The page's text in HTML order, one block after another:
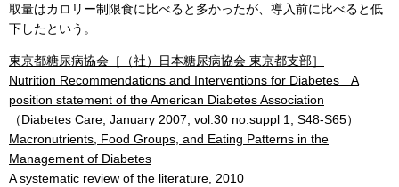
取量はカロリー制限食に比べると多かったが、導入前に比べると低
下したという。
東京都糖尿病協会［（社）日本糖尿病協会 東京都支部］
Nutrition Recommendations and Interventions for Diabetes A
position statement of the American Diabetes Association
（Diabetes Care, January 2007, vol.30 no.suppl 1, S48-S65）
Macronutrients, Food Groups, and Eating Patterns in the
Management of Diabetes
A systematic review of the literature, 2010